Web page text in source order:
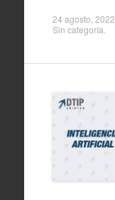
24 agosto, 2022
Sin categoría